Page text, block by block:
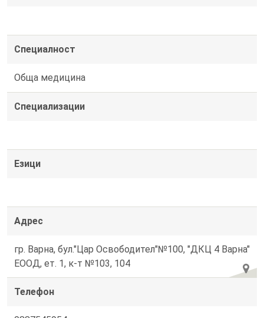
Специалност
Обща медицина
Специализации
Езици
Адрес
гр. Варна, бул."Цар Освободител"№100, "ДКЦ 4 Варна"
ЕООД, ет. 1, к-т №103, 104
Телефон